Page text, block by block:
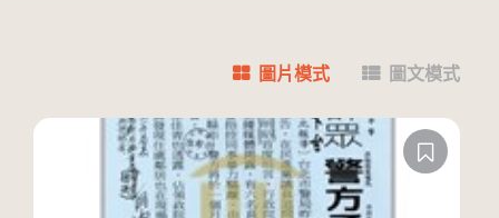
圖片模式 圖文模式